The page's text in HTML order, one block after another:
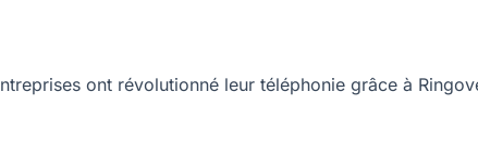
ont révolutionné leur téléphonie grâce à